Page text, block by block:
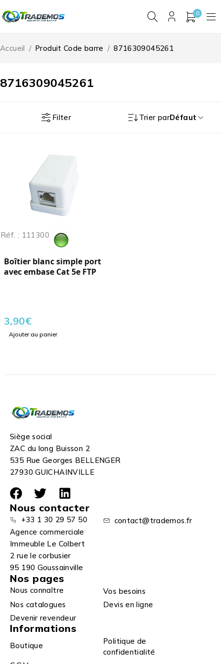
0
8716309045261
Accueil / Produit Code barre / 8716309045261
Filter Trier parDéfaut
Réf. : 111300
Boîtier blanc simple port
avec embase Cat 5e FTP
3,90€
Ajouter au panier
Siège social
ZAC du long Buisson 2
535 Rue Georges BELLENGER
27930 GUICHAINVILLE
Nous contacter
+33 1 30 29 57 50
contact@trademos.fr
Agence commerciale
Immeuble Le Colbert
2 rue le corbusier
95 190 Goussainville
Nos pages
Nous connaître
Vos besoins
Nos catalogues
Devis en ligne
Devenir revendeur
Informations
Boutique
Politique de
confidentialité